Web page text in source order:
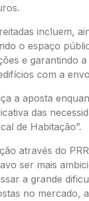
incluem,
o espaço
e garantindo
com a
a aposta
das
de Habitação”.
através do
ser mais
a grande
no mercado,